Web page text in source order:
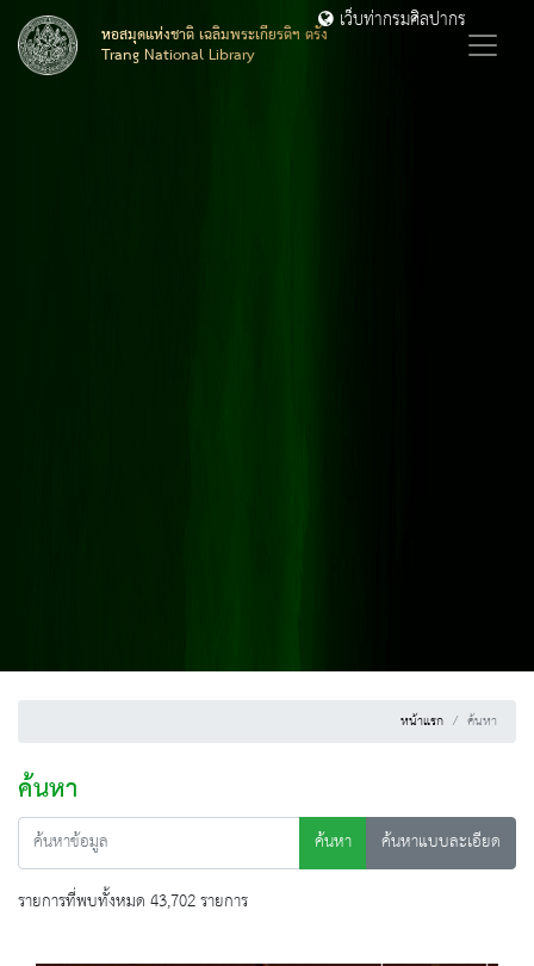
หอสมุดแห่งชาติ เฉลิมพระเกียรติฯ ตรัง
Trang National Library
เว็บท่ากรมศิลปากร
หน้าแรก ค้นหา
ค้นหา
ค้นหา
ค้นหาแบบละเอียด
รายการที่พบทั้งหมด 43,702 รายการ